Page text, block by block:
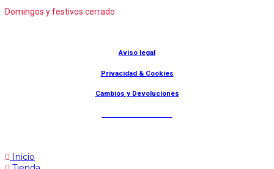
Domingos y festivos cerrado
Aviso legal
Privacidad & Cookies
Cambios y Devoluciones
Inicio